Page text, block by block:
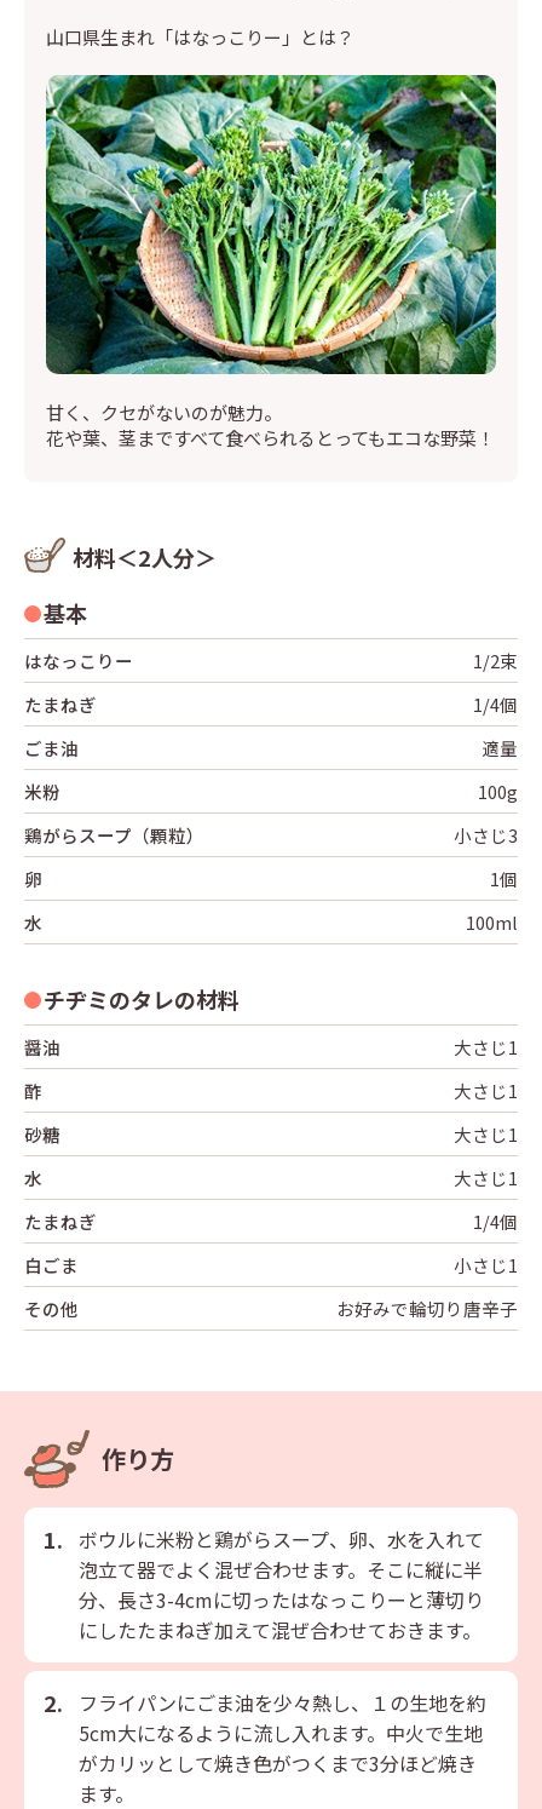
山口県生まれ「はなっこりー」とは？
甘く、クセがないのが魅力。
花や葉、茎まですべて食べられるとってもエコな野菜！
材料＜2人分＞
基本
はなっこりー
1/2束
たまねぎ
1/4個
ごま油
適量
⽶粉
100g
鶏がらスープ（顆粒）
⼩さじ3
卵
1個
⽔
100ml
チヂミのタレの材料
醤油
⼤さじ1
酢
⼤さじ1
砂糖
⼤さじ1
⽔
⼤さじ1
たまねぎ
1/4個
⽩ごま
⼩さじ1
その他
お好みで輪切り唐⾟⼦
作り方
ボウルに⽶粉と鶏がらスープ、卵、⽔を⼊れて
泡⽴て器でよく混ぜ合わせます。そこに縦に半
分、⻑さ3-4cmに切ったはなっこりーと薄切り
にしたたまねぎ加えて混ぜ合わせておきます。
フライパンにごま油を少々熱し、１の⽣地を約
5cm⼤になるように流し⼊れます。中⽕で⽣地
がカリッとして焼き⾊がつくまで3分ほど焼き
ます。